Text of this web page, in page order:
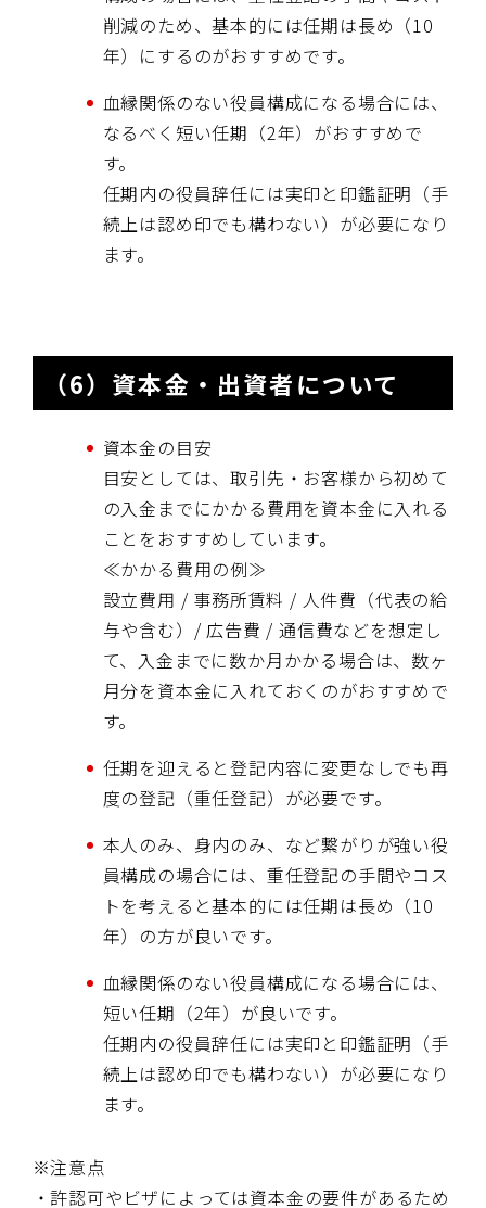
削減のため、基本的には任期は長め（10
年）にするのがおすすめです。
血縁関係のない役員構成になる場合には、
なるべく短い任期（2年）がおすすめで
す。
任期内の役員辞任には実印と印鑑証明（手
続上は認め印でも構わない）が必要になり
ます。
（6）資本金・出資者について
資本金の目安
目安としては、取引先・お客様から初めて
の入金までにかかる費用を資本金に入れる
ことをおすすめしています。
≪かかる費用の例≫
設立費用 / 事務所賃料 / 人件費（代表の給
与や含む）/ 広告費 / 通信費などを想定し
て、入金までに数か月かかる場合は、数ヶ
月分を資本金に入れておくのがおすすめで
す。
任期を迎えると登記内容に変更なしでも再
度の登記（重任登記）が必要です。
本人のみ、身内のみ、など繋がりが強い役
員構成の場合には、重任登記の手間やコス
トを考えると基本的には任期は長め（10
年）の方が良いです。
血縁関係のない役員構成になる場合には、
短い任期（2年）が良いです。
任期内の役員辞任には実印と印鑑証明（手
続上は認め印でも構わない）が必要になり
ます。
※注意点
・許認可やビザによっては資本金の要件があるため